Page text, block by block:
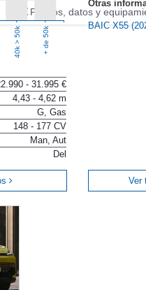
Precios, datos y
40k > 50k + de 50k
- 31.995 €
4,43 - 4,62 m
G, Gas
148 - 177 CV
Man, Aut
Del
Otras
BAIC X55
Ver